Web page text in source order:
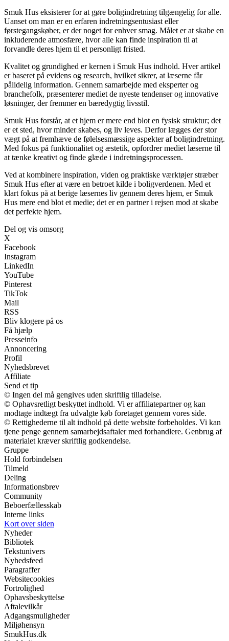
Smuk Hus eksisterer for at gøre boligindretning tilgængelig for alle.
Uanset om man er en erfaren indretningsentusiast eller
førstegangskøber, er der noget for enhver smag. Målet er at skabe en
inkluderende atmosfære, hvor alle kan finde inspiration til at
forvandle deres hjem til et personligt fristed.
Kvalitet og grundighed er kernen i Smuk Hus indhold. Hver artikel
er baseret på evidens og research, hvilket sikrer, at læserne får
pålidelig information. Gennem samarbejde med eksperter og
branchefolk, præsenterer mediet de nyeste tendenser og innovative
løsninger, der fremmer en bæredygtig livsstil.
Smuk Hus forstår, at et hjem er mere end blot en fysisk struktur; det
er et sted, hvor minder skabes, og liv leves. Derfor lægges der stor
vægt på at fremhæve de følelsesmæssige aspekter af boligindretning.
Med fokus på funktionalitet og æstetik, opfordrer mediet læserne til
at tænke kreativt og finde glæde i indretningsprocessen.
Ved at kombinere inspiration, viden og praktiske værktøjer stræber
Smuk Hus efter at være en betroet kilde i boligverdenen. Med et
klart fokus på at berige læsernes liv gennem deres hjem, er Smuk
Hus mere end blot et medie; det er en partner i rejsen mod at skabe
det perfekte hjem.
Del og vis omsorg
X
Facebook
Instagram
LinkedIn
YouTube
Pinterest
TikTok
Mail
RSS
Bliv klogere på os
Få hjælp
Presseinfo
Annoncering
Profil
Nyhedsbrevet
Affiliate
Send et tip
© Ingen del må gengives uden skriftlig tilladelse.
© Ophavsretligt beskyttet indhold. Vi er affiliatepartner og kan
modtage indtægt fra udvalgte køb foretaget gennem vores side.
© Rettighederne til alt indhold på dette website forbeholdes. Vi kan
tjene penge gennem samarbejdsaftaler med forhandlere. Genbrug af
materialet kræver skriftlig godkendelse.
Gruppe
Hold forbindelsen
Tilmeld
Deling
Informationsbrev
Community
Beboerfællesskab
Interne links
Kort over siden
Nyheder
Bibliotek
Tekstunivers
Nyhedsfeed
Paragraffer
Websitecookies
Fortrolighed
Ophavsbeskyttelse
Aftalevilkår
Adgangsmuligheder
Miljøhensyn
SmukHus.dk